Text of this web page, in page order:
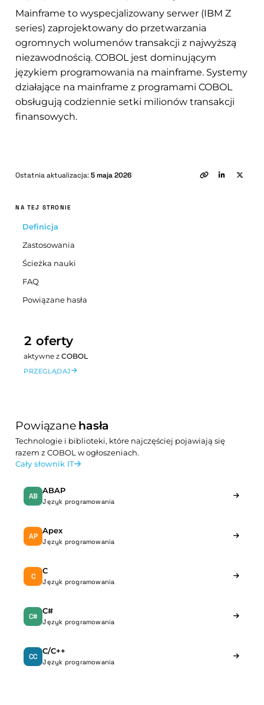
Mainframe to wyspecjalizowany serwer (IBM Z
series) zaprojektowany do przetwarzania
ogromnych wolumenów transakcji z najwyższą
niezawodnością. COBOL jest dominującym
językiem programowania na mainframe. Systemy
działające na mainframe z programami COBOL
obsługują codziennie setki milionów transakcji
finansowych.
Ostatnia aktualizacja:5 maja 2026
NA TEJ STRONIE
Definicja
Zastosowania
Ścieżka nauki
FAQ
Powiązane hasła
2 oferty
aktywne zCOBOL
PRZEGLĄDAJ
Powiązane hasła
Technologie i biblioteki, które najczęściej pojawiają się
razem z COBOL w ogłoszeniach.
Cały słownik IT
AB
ABAP
Język programowania
AP
Apex
Język programowania
C
C
Język programowania
C#
C#
Język programowania
CC
C/C++
Język programowania